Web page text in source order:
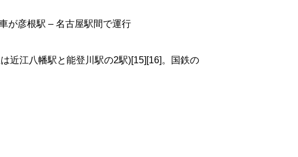
が彦根駅 – 名古屋駅間で運行
近江八幡駅と能登川駅の2駅)[15][16]。国鉄の